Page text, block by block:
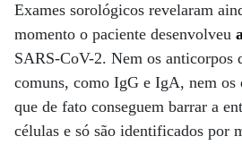
Exames sorológicos revelaram
momento o paciente desenvolveu
SARS-CoV-2. Nem os anticorpos
comuns, como IgG e IgA, nem os
que de fato conseguem barrar a
células e só são identificados por